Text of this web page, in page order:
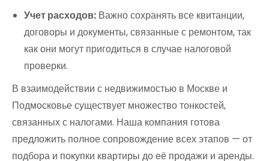
Учет расходов: Важно сохранять все квитанции,
договоры и документы, связанные с ремонтом, так
как они могут пригодиться в случае налоговой
проверки.
В взаимодействии с недвижимостью в Москве и
Подмосковье существует множество тонкостей,
связанных с налогами. Наша компания готова
предложить полное сопровождение всех этапов — от
подбора и покупки квартиры до её продажи и аренды.